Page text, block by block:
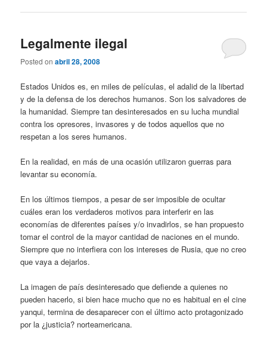
Legalmente ilegal
Posted onabril 28, 2008
Estados Unidos es, en miles de películas, el adalid de la libertad
y de la defensa de los derechos humanos. Son los salvadores de
la humanidad. Siempre tan desinteresados en su lucha mundial
contra los opresores, invasores y de todos aquellos que no
respetan a los seres humanos.
En la realidad, en más de una ocasión utilizaron guerras para
levantar su economía.
En los últimos tiempos, a pesar de ser imposible de ocultar
cuáles eran los verdaderos motivos para interferir en las
economías de diferentes países y/o invadirlos, se han propuesto
tomar el control de la mayor cantidad de naciones en el mundo.
Siempre que no interfiera con los intereses de Rusia, que no creo
que vaya a dejarlos.
La imagen de país desinteresado que defiende a quienes no
pueden hacerlo, si bien hace mucho que no es habitual en el cine
yanqui, termina de desaparecer con el último acto protagonizado
por la ¿justicia? norteamericana.